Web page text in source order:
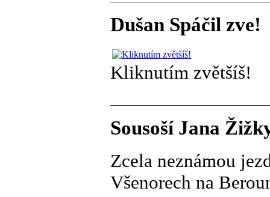
Dušan Spáčil zve!
Kliknutím zvětšíš!
Sousoší Jana
Zcela neznámou
Všenorech na